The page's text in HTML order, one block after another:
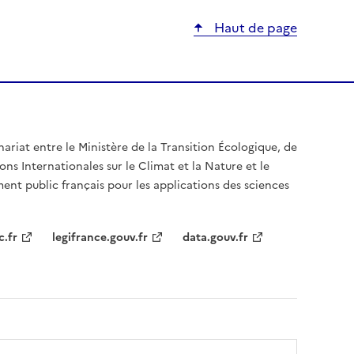
Haut de page
entre le Ministère de la Transition Écologique, de
Internationales sur le Climat et la Nature et le
public français pour les applications des sciences
legifrance.gouv.fr data.gouv.fr